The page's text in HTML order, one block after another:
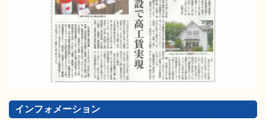
インフォメーション